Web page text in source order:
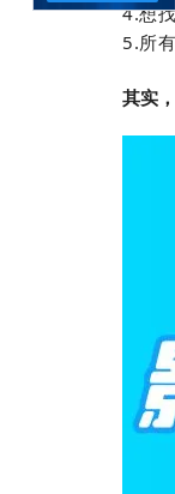
4.想
5.所
其实